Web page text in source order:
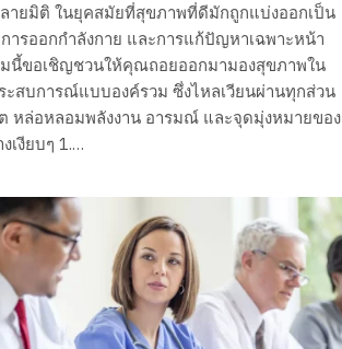
ายมิติ ในยุคสมัยที่สุขภาพที่ดีมักถูกแบ่งออกเป็น
ารออกกำลังกาย และการแก้ปัญหาเฉพาะหน้า
นี้ขอเชิญชวนให้คุณถอยออกมามองสุขภาพใน
ะสบการณ์แบบองค์รวม ซึ่งไหลเวียนผ่านทุกส่วน
หล่อหลอมพลังงาน อารมณ์ และจุดมุ่งหมายของ
เงียบๆ 1.…